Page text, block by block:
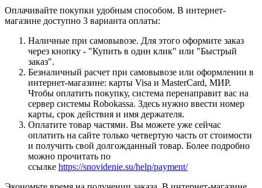
Оплачивайте покупки удобным способом. В интернет-
магазине доступно 3 варианта оплаты:
Наличные при самовывозе. Для этого оформите заказ
через кнопку - "Купить в один клик" или "Быстрый
заказ".
Безналичный расчет при самовывозе или оформлении в
интернет-магазине: карты Visa и MasterCard, МИР.
Чтобы оплатить покупку, система перенаправит вас на
сервер системы Robokassa. Здесь нужно ввести номер
карты, срок действия и имя держателя.
Оплатите товар частями. Вы можете уже сейчас
оплатить на сайте только четвертую часть от стоимости
и получить свой долгожданный товар. Более подробно
можно прочитать по
ссылке https://snovidenie.su/help/payment/